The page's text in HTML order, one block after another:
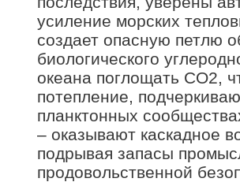
усиление морских
создает опасную петлю
биологического
океана поглощать CO2,
потепление,
планктонных
– оказывают каскадное
подрывая запасы
продовольственной